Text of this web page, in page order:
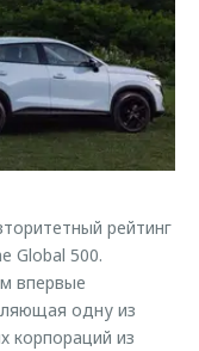
рейтинг
Global 500.
впервые
одну из
корпораций из